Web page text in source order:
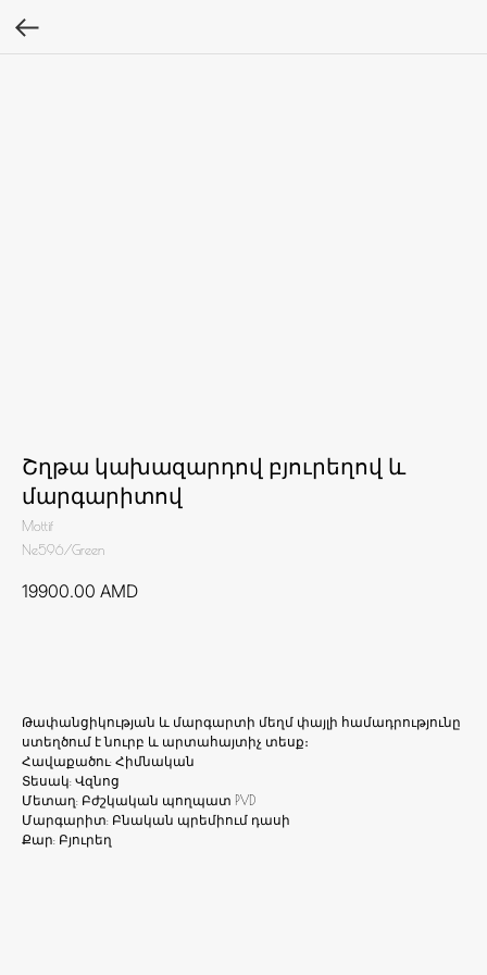
Շղթա կախազարդով բյուրեղով և
մարգարիտով
Mottif
Ne596/Green
19900.00 AMD
Թափանցիկության և մարգարտի մեղմ փայլի համադրությունը
ստեղծում է նուրբ և արտահայտիչ տեսք։
Հավաքածու: Հիմնական
Տեսակ: Վզնոց
Մետաղ: Բժշկական պողպատ PVD
Մարգարիտ: Բնական պրեմիում դասի
Քար: Բյուրեղ